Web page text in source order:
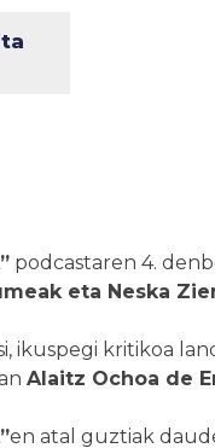
podcastaren 4.
eta Neska
ikuspegi kritikoa
Alaitz Ochoa de
en atal guztiak